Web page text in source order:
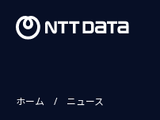
ホーム ニュース